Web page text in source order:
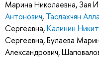
Марина Николаевна, Зая
Антонович, Таслахчян
Сергеевна,Калинин
Сергеевна,Булаева
Александрович,